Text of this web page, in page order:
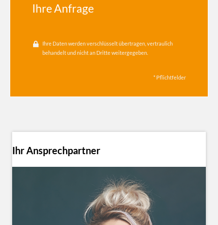
Ihre Anfrage
Ihre Daten werden verschlüsselt übertragen, vertraulich
behandelt und nicht an Dritte weitergegeben.
* Pflichtfelder
Ihr Ansprechpartner